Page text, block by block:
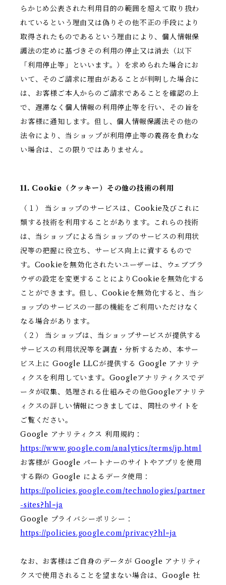
らかじめ公表された利用目的の範囲を超えて取り扱わ
れているという理由又は偽りその他不正の手段により
取得されたものであるという理由により、個人情報保
護法の定めに基づきその利用の停止又は消去（以下
「利用停止等」といいます。）を求められた場合にお
いて、そのご請求に理由があることが判明した場合に
は、お客様ご本人からのご請求であることを確認の上
で、遅滞なく個人情報の利用停止等を行い、その旨を
お客様に通知します。但し、個人情報保護法その他の
法令により、当ショップが利用停止等の義務を負わな
い場合は、この限りではありません。
11. Cookie（クッキー）その他の技術の利用
（１） 当ショップのサービスは、Cookie及びこれに
類する技術を利用することがあります。これらの技術
は、当ショップによる当ショップのサービスの利用状
況等の把握に役立ち、サービス向上に資するもので
す。Cookieを無効化されたいユーザーは、ウェブブラ
ウザの設定を変更することによりCookieを無効化する
ことができます。但し、Cookieを無効化すると、当シ
ョップのサービスの一部の機能をご利用いただけなく
なる場合があります。
（２） 当ショップは、当ショップサービスが提供する
サービスの利用状況等を調査・分析するため、本サー
ビス上に Google LLCが提供する Google アナリテ
ィクスを利用しています。Googleアナリティクスでデ
ータが収集、処理される仕組みその他Googleアナリテ
ィクスの詳しい情報につきましては、同社のサイトを
ご覧ください。
Google アナリティクス 利用規約：
https://www.google.com/analytics/terms/jp.html
お客様が Google パートナーのサイトやアプリを使用
する際の Google によるデータ使用：
https://policies.google.com/technologies/partner
-sites?hl=ja
Google プライバシーポリシー：
https://policies.google.com/privacy?hl=ja
なお、お客様はご自身のデータが Google アナリティ
クスで使用されることを望まない場合は、Google 社